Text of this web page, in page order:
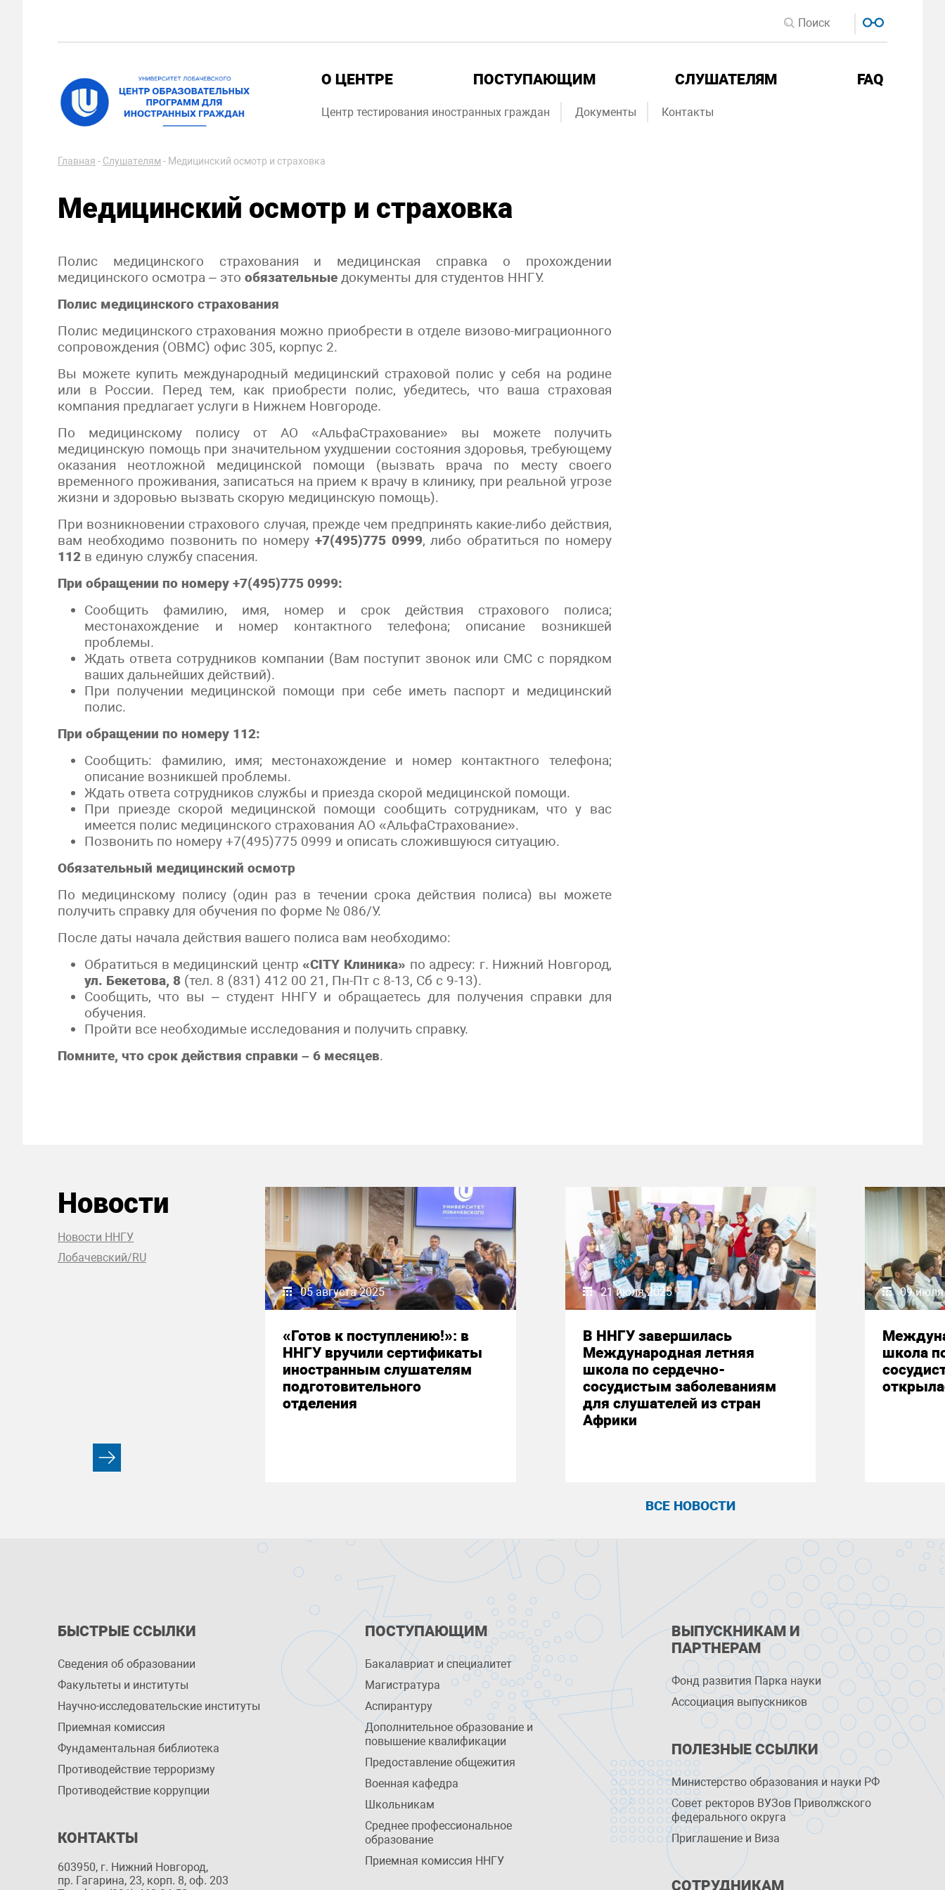
О ЦЕНТРЕ ПОСТУПАЮЩИМ СЛУШАТЕЛЯМ FAQ
Центр тестирования иностранных граждан Документы Контакты
Главная - Слушателям - Медицинский осмотр и страховка
Медицинский осмотр и страховка
Полис медицинского страхования и медицинская справка о прохождении
медицинского осмотра – это обязательные документы для студентов ННГУ.
Полис медицинского страхования
Полис медицинского страхования можно приобрести в отделе визово-миграционного
сопровождения (ОВМС) офис 305, корпус 2.
Вы можете купить международный медицинский страховой полис у себя на родине
или в России. Перед тем, как приобрести полис, убедитесь, что ваша страховая
компания предлагает услуги в Нижнем Новгороде.
По медицинскому полису от АО «АльфаСтрахование» вы можете получить
медицинскую помощь при значительном ухудшении состояния здоровья, требующему
оказания неотложной медицинской помощи (вызвать врача по месту своего
временного проживания, записаться на прием к врачу в клинику, при реальной угрозе
жизни и здоровью вызвать скорую медицинскую помощь).
При возникновении страхового случая, прежде чем предпринять какие-либо действия,
вам необходимо позвонить по номеру +7(495)775 0999, либо обратиться по номеру
112 в единую службу спасения.
При обращении по номеру +7(495)775 0999:
Сообщить фамилию, имя, номер и срок действия страхового полиса;
местонахождение и номер контактного телефона; описание возникшей
проблемы.
Ждать ответа сотрудников компании (Вам поступит звонок или СМС с порядком
ваших дальнейших действий).
При получении медицинской помощи при себе иметь паспорт и медицинский
полис.
При обращении по номеру 112:
Сообщить: фамилию, имя; местонахождение и номер контактного телефона;
описание возникшей проблемы.
Ждать ответа сотрудников службы и приезда скорой медицинской помощи.
При приезде скорой медицинской помощи сообщить сотрудникам, что у вас
имеется полис медицинского страхования АО «АльфаСтрахование».
Позвонить по номеру +7(495)775 0999 и описать сложившуюся ситуацию.
Обязательный медицинский осмотр
По медицинскому полису (один раз в течении срока действия полиса) вы можете
получить справку для обучения по форме № 086/У.
После даты начала действия вашего полиса вам необходимо:
Обратиться в медицинский центр «CITY Клиника» по адресу: г. Нижний Новгород,
ул. Бекетова, 8 (тел. 8 (831) 412 00 21, Пн-Пт с 8-13, Сб с 9-13).
Сообщить, что вы – студент ННГУ и обращаетесь для получения справки для
обучения.
Пройти все необходимые исследования и получить справку.
Помните, что срок действия справки – 6 месяцев.
Новости
Новости ННГУ
Лобачевский/RU
05 августа 2025
«Готов к поступлению!»: в
ННГУ вручили сертификаты
иностранным слушателям
подготовительного
отделения
21 июля 2025
В ННГУ завершилась
Международная летняя
школа по сердечно-
сосудистым заболеваниям
для слушателей из стран
Африки
09
школа
ВСЕ НОВОСТИ
БЫСТРЫЕ ССЫЛКИ
Сведения об образовании
Факультеты и институты
Научно-исследовательские институты
Приемная комиссия
Фундаментальная библиотека
Противодействие терроризму
Противодействие коррупции
КОНТАКТЫ
603950, г. Нижний Новгород,
пр. Гагарина, 23, корп. 8, оф. 203
ПОСТУПАЮЩИМ
Бакалавриат и специалитет
Магистратура
Аспирантуру
Дополнительное образование и
повышение квалификации
Предоставление общежития
Военная кафедра
Школьникам
Среднее профессиональное
образование
Приемная комиссия ННГУ
ВЫПУСКНИКАМ И
ПАРТНЕРАМ
Фонд развития Парка науки
Ассоциация выпускников
ПОЛЕЗНЫЕ ССЫЛКИ
Министерство образования и науки РФ
Совет ректоров ВУЗов Приволжского
федерального округа
Приглашение и Виза
СОТРУДНИКАМ